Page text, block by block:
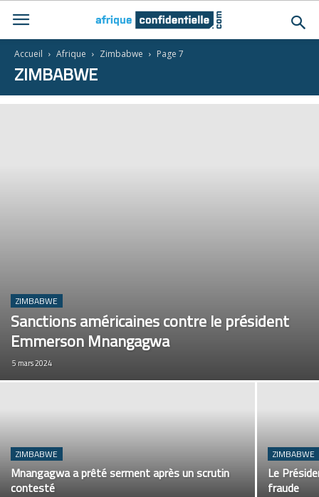
Accueil Afrique Zimbabwe Page 7
ZIMBABWE
ZIMBABWE
Sanctions américaines contre le président
Emmerson Mnangagwa
5 mars 2024
ZIMBABWE
Mnangagwa a prêté serment après un scrutin
contesté
ZIMBABWE
Le
fraude